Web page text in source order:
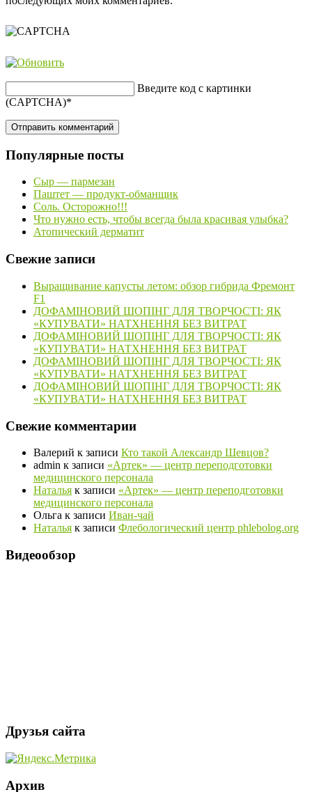
Введите код с картинки
(CAPTCHA)*
Популярные посты
Сыр — пармезан
Паштет — продукт-обманщик
Соль. Осторожно!!!
Что нужно есть, чтобы всегда была красивая улыбка?
Атопический дерматит
Свежие записи
Выращивание капусты летом: обзор гибрида Фремонт
F1
ДОФАМІНОВИЙ ШОПІНГ ДЛЯ ТВОРЧОСТІ: ЯК
«КУПУВАТИ» НАТХНЕННЯ БЕЗ ВИТРАТ
ДОФАМІНОВИЙ ШОПІНГ ДЛЯ ТВОРЧОСТІ: ЯК
«КУПУВАТИ» НАТХНЕННЯ БЕЗ ВИТРАТ
ДОФАМІНОВИЙ ШОПІНГ ДЛЯ ТВОРЧОСТІ: ЯК
«КУПУВАТИ» НАТХНЕННЯ БЕЗ ВИТРАТ
ДОФАМІНОВИЙ ШОПІНГ ДЛЯ ТВОРЧОСТІ: ЯК
«КУПУВАТИ» НАТХНЕННЯ БЕЗ ВИТРАТ
Свежие комментарии
Валерий к записи Кто такой Александр Шевцов?
admin к записи «Артек» — центр переподготовки
медицинского персонала
Наталья к записи «Артек» — центр переподготовки
медицинского персонала
Ольга к записи Иван-чай
Наталья к записи Флебологический центр phlebolog.org
Видеообзор
Друзья сайта
Архив